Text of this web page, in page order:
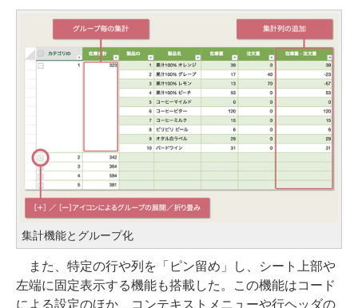
集計機能とグループ化
また、特定の行や列を「ピン留め」し、シート上部や
左端に固定表示する機能も搭載した。この機能はコード
による設定のほか、コンテキストメニューや行ヘッダの